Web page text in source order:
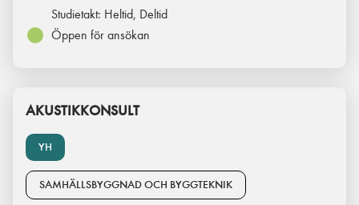
Studietakt: Heltid, Deltid
Öppen för ansökan
YH
AKUSTIKKONSULT
SAMHÄLLSBYGGNAD OCH BYGGTEKNIK